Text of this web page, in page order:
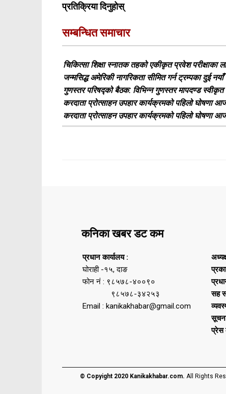
प्रतिक्रिया दिनुहोस्
सम्बन्धित समाचार
चिकित्सा शिक्षा स्नातक तहको एकीकृत प्रवेश
जन्मसिद्ध अमेरिकी नागरिकता सीमित गर्न ट्रम्पका दुई
गुणस्तर परिषद्को बैठक: विभिन्न गुणस्तर मापदण्ड स्वीकृत
करदाता प्रोत्साहन उपहार कार्यक्रमको पहिलो घोषणा
करदाता प्रोत्साहन उपहार कार्यक्रमको पहिलो घोषणा
कनिका खबर डट कम
प्रधान कार्यालय :
घोराही -१५, दाङ
फोन नं : ९८५७८-४००९०
९८५७८-३४२५३
Email : kanikakhabar@gmail.com
सह
प्रेस
© Copyight 2020 Kanikakhabar.com. All Rights